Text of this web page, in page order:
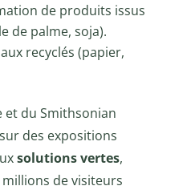
de produits issus
de palme, soja).
recyclés (papier,
et du Smithsonian
des expositions
solutions vertes,
de visiteurs